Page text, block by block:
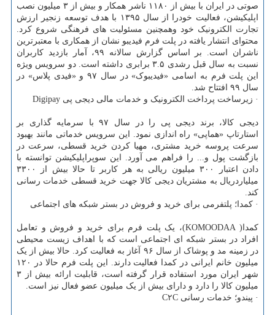
صوتی در ایران با بیش از ۱۱۸۰ ناشر همکار و بیش از ۳ میلیون نصب
اپلیکیشن، فعالیت خودرا از سال ۱۳۹۵ با هدف توسعه زنجیر ارزش
تجارت الکترونیک خود وهمچنین مسئولیت های فرهنگی شروع کرد.
محتوای انتشار یافته در پلت فرم فیدیبو نشان از همکاری با معتبرترین
ناشران است. بر اساس گزارش سالانه ۹۹، آمار بازدید کاربران
نسبت به سال قبل رشدی ۳.۵ برابری داشته است. دو سرویس ویژه
این پلت فرم به اسامی «فیدیبوک» در سال ۹۷ و «فیدی پلاس» در
سال ۹۹ افتتاح شد.
· زیرساخت پرداخت الکترونیک و خدمات مالی دیجی پی Digipay
دیجی کالا، برند دیجی پی را در سال ۹۷ با سرمایه گذاری بر
استارتاپ «هماپی» راه اندازی نمود. این سرویس خدماتی مانند بهبود
سرعت پروسه خرید مشتری، مهیا کردن خرید قسطی، سرعت در
بازگشت پول و... را فراهم می آورد. این سوپراپلیکیشن توانسته با
دادن اعتبار ۳۰۰ میلیون ریالی به هر کاربر تا حالا بیش از ۳۳۰۰
میلیاردریال به مشتریان دیجی کالا جهت خرید قسطی خدمات رسانی
کند.
· کمدا؛ پلتفرمی برای خرید و فروش در بستر شبکه های اجتماعی
کمدا( KOMOODAA)، یک پلت فرم برای خرید و فروش و تعامل
افراد در بستر شبکه ای اجتماعی است که با اهداف زیست محیطی
در زمینه مد و پوشاک از سال ۹۶ آغاز به فعالیت کرد. حالا بیش از یک
میلیون خانم ایرانی در کمدا فعالیت دارند. این پلت فرم حالا در ۱۲۰
شهر ایران مورد استفاده قرار گرفته است، قابلیت ارائه بیش از ۳
میلیون کالا را دارد و دارای بیش از یک میلیون عضو فعال نیز است.
· پیندو؛ خدمات رسانی C۲C